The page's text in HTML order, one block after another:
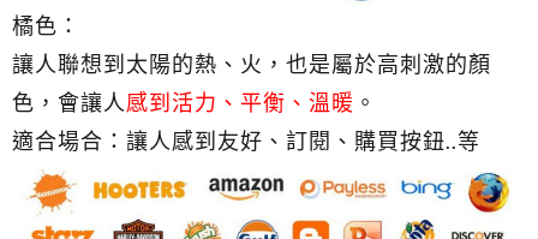
橘色：
讓人聯想到太陽的熱、火，也是屬於高刺激的顏
色，會讓人感到活力、平衡、溫暖 。
適合場合：讓人感到友好、訂閱、購買按鈕..等